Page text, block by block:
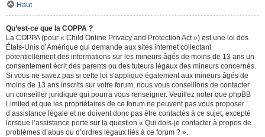
Haut
Qu’est-ce que la COPPA ?
La COPPA (pour « Child Online Privacy and Protection Act ») est une loi des
États-Unis d’Amérique qui demande aux sites internet collectant
potentiellement des informations sur les mineurs âgés de moins de 13 ans un
consentement écrit des parents ou des tuteurs légaux des mineurs concernés.
Si vous ne savez pas si cette loi s’applique également aux mineurs âgés de
moins de 13 ans inscrits sur votre forum, nous vous conseillons de contacter
un conseiller juridique qui pourra vous renseigner. Veuillez noter que phpBB
Limited et que les propriétaires de ce forum ne peuvent pas vous proposer
d’assistance légale et ne doivent donc pas être contactés à ce sujet, excepté
lorsque l’assistance porte sur la question « Qui dois-je contacter à propos de
problèmes d’abus ou d’ordres légaux liés à ce forum ? ».